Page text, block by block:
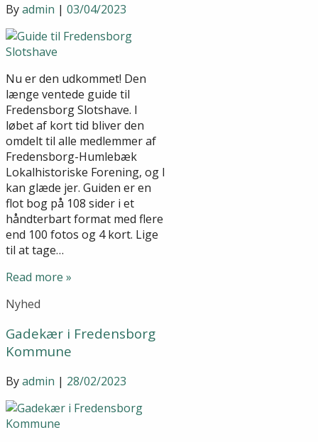
Byadmin | 03/04/2023
Nu er den udkommet! Den
længe ventede guide til
Fredensborg Slotshave. I
løbet af kort tid bliver den
omdelt til alle medlemmer af
Fredensborg-Humlebæk
Lokalhistoriske Forening, og I
kan glæde jer. Guiden er en
flot bog på 108 sider i et
håndterbart format med flere
end 100 fotos og 4 kort. Lige
til at tage…
Read more »
Nyhed
Gadekær i Fredensborg
Kommune
Byadmin | 28/02/2023